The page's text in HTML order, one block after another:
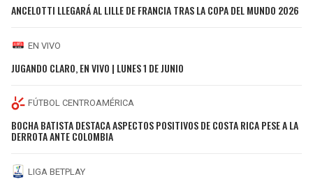
ANCELOTTI LLEGARÁ AL LILLE DE FRANCIA TRAS LA COPA DEL MUNDO 2026
EN VIVO
JUGANDO CLARO, EN VIVO | LUNES 1 DE JUNIO
FÚTBOL CENTROAMÉRICA
BOCHA BATISTA DESTACA ASPECTOS POSITIVOS DE COSTA RICA PESE A LA
DERROTA ANTE COLOMBIA
LIGA BETPLAY